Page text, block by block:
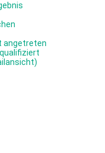
angetreten